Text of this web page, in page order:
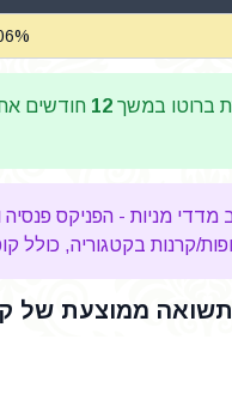
ברוטו במשך 12 חודשים
פנסיה וגמל בע"מ" השיגה עבור
קרנות בקטגוריה, כולל
ממוצעת של